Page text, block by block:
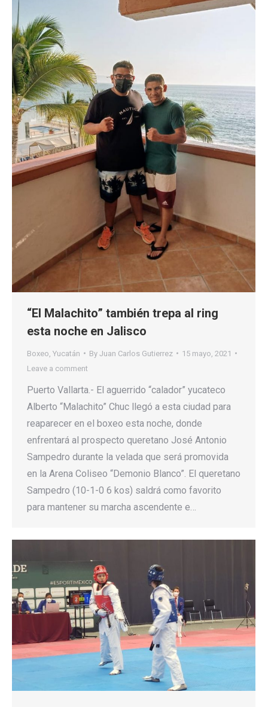
“El Malachito” también trepa al ring
esta noche en Jalisco
Boxeo Yucatán By Juan Carlos Gutierrez
15 mayo, 2021
Leave a comment
Puerto Vallarta.- El aguerrido “calador” yucateco
Alberto “Malachito” Chuc llegó a esta ciudad para
reaparecer en el boxeo esta noche, donde
enfrentará al prospecto queretano José Antonio
Sampedro durante la velada que será promovida
en la Arena Coliseo “Demonio Blanco”. El queretano
Sampedro (10-1-0 6 kos) saldrá como favorito
para mantener su marcha ascendente e…